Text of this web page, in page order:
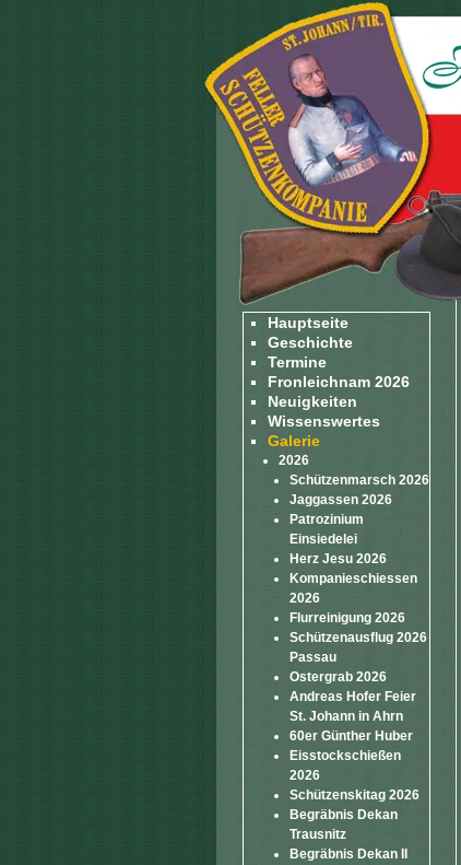
Hauptseite
Geschichte
Termine
Fronleichnam 2026
Neuigkeiten
Wissenswertes
Galerie
2026
Schützenmarsch 2026
Jaggassen 2026
Patrozinium
Einsiedelei
Herz Jesu 2026
Kompanieschiessen
2026
Flurreinigung 2026
Schützenausflug 2026
Passau
Ostergrab 2026
Andreas Hofer Feier
St. Johann in Ahrn
60er Günther Huber
Eisstockschießen
2026
Schützenskitag 2026
Begräbnis Dekan
Trausnitz
Begräbnis Dekan II